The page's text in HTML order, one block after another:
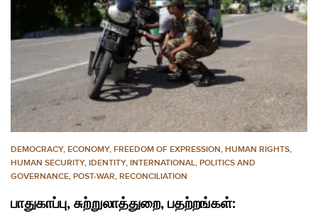
DEMOCRACY, ECONOMY, FREEDOM OF EXPRESSION, HUMAN RIGHTS,
HUMAN SECURITY, IDENTITY, INTERNATIONAL, POLITICS AND
GOVERNANCE, POST-WAR, RECONCILIATION
பாதுகாப்பு, சுற்றுலாத்துறை, பதற்றங்கள்: